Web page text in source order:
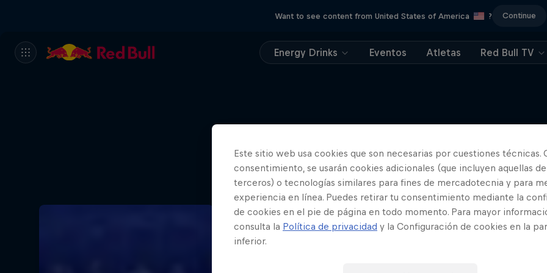
Want to see content from United States of America ? Continue
Energy Drinks Eventos Atletas Red Bull TV
Más contenidos similares
Marc Márquez quiere seguir
de MotoGP™
1 Temporada · 5
MOTOGP
Este sitio web usa cookies que son necesarias por cuestiones técnicas.
consentimiento, se usarán cookies adicionales (que incluyen aquellas de
terceros) o tecnologías similares para fines de mercadotecnia y para
experiencia en línea. Puedes retirar tu consentimiento mediante la
de cookies en el pie de página en todo momento. Para mayor
consulta la Política de privacidad y la Configuración de cookies en la
inferior.